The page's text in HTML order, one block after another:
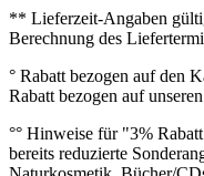
** Lieferzeit‐Angaben
Berechnung des
° Rabatt bezogen auf den
Rabatt bezogen auf
°° Hinweise für "3%
bereits reduzierte